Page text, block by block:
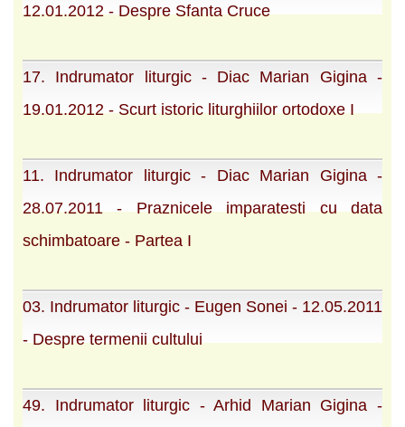
12.01.2012 - Despre Sfanta Cruce
17. Indrumator liturgic - Diac Marian Gigina -
19.01.2012 - Scurt istoric liturghiilor ortodoxe I
11. Indrumator liturgic - Diac Marian Gigina -
28.07.2011 - Praznicele imparatesti cu data
schimbatoare - Partea I
03. Indrumator liturgic - Eugen Sonei - 12.05.2011
- Despre termenii cultului
49. Indrumator liturgic - Arhid Marian Gigina -